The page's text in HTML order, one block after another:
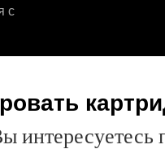
с
интересуетесь